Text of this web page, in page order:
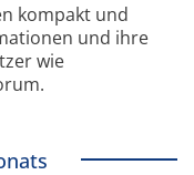
kompakt und
und ihre
wie